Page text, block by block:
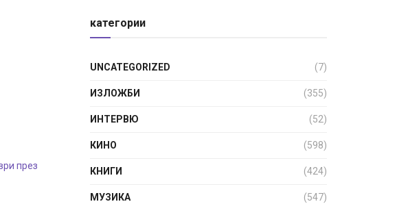
през
категории
UNCATEGORIZED (7)
ИЗЛОЖБИ (355)
ИНТЕРВЮ (52)
КИНО (598)
КНИГИ (424)
МУЗИКА (547)